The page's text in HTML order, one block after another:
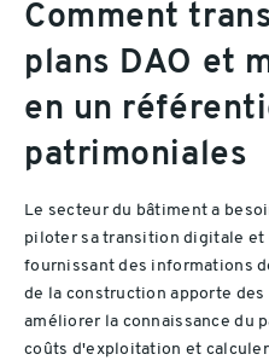
Comment
plans DAO et
en un
patrimoniales
Le secteur du bâtiment a
piloter sa transition digitale et
fournissant des informations
de la construction apporte
améliorer la connaissance du
coûts d'exploitation et